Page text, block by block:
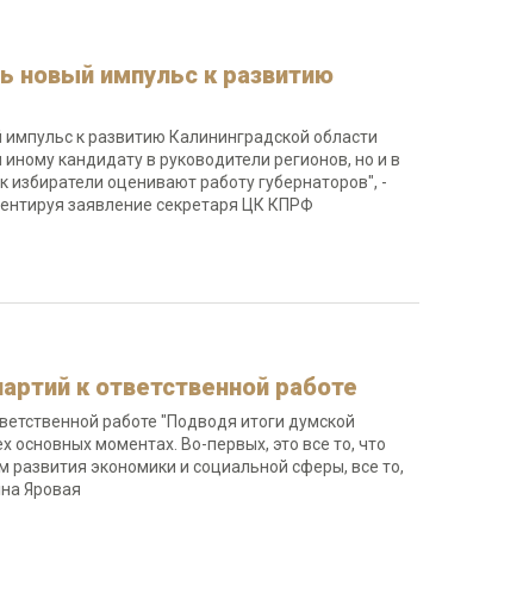
новый импульс к развитию
к развитию Калининградской области
кандидату в руководители регионов, но и в
оценивают работу губернаторов", -
заявление секретаря ЦК КПРФ
к ответственной работе
работе "Подводя итоги думской
основных моментах. Во-первых, это все то, что
экономики и социальной сферы, все то,
Яровая